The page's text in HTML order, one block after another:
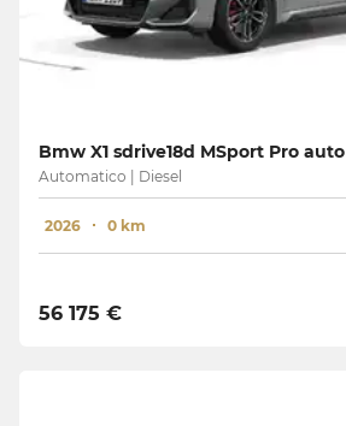
Bmw X1 sdrive18d MSport Pro auto
Automatico | Diesel
2026 0 km
56 175 €